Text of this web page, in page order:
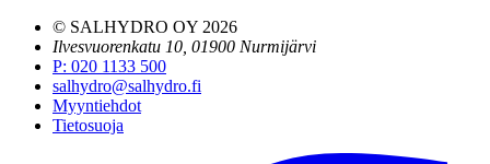
© SALHYDRO OY 2026
Ilvesvuorenkatu 10, 01900 Nurmijärvi
P: 020 1133 500
salhydro@salhydro.fi
Myyntiehdot
Tietosuoja